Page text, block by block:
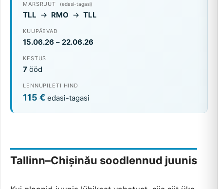
MARSRUUT (edasi-tagasi)
TLL → RMO → TLL
KUUPÄEVAD
15.06.26 – 22.06.26
KESTUS
7 ööd
LENNUPILETI HIND
115 € edasi-tagasi
Tallinn–Chișinău soodlennud juunis